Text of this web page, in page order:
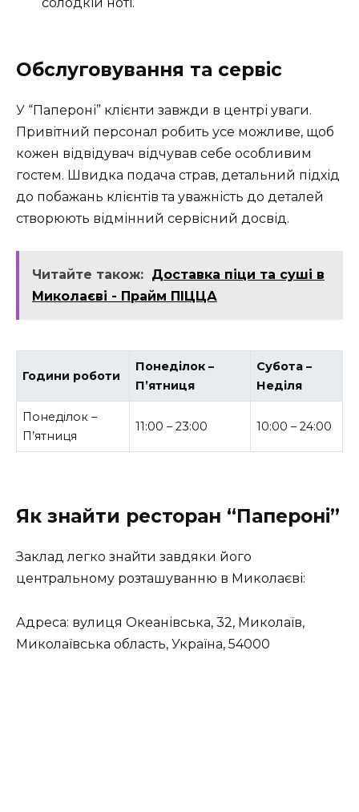
Обслуговування та сервіс
У “Папероні” клієнти завжди в центрі уваги.
Привітний персонал робить усе можливе, щоб
кожен відвідувач відчував себе особливим
гостем. Швидка подача страв, детальний підхід
до побажань клієнтів та уважність до деталей
створюють відмінний сервісний досвід.
Читайте також: Доставка піци та суші в
Миколаєві - Прайм ПІЦЦА
Години роботи
Понеділок –
П’ятниця
Субота –
Неділя
Понеділок –
П’ятниця
11:00 – 23:00 10:00 – 24:00
Як знайти ресторан “Папероні”
Заклад легко знайти завдяки його
центральному розташуванню в Миколаєві:
Адреса: вулиця Океанівська, 32, Миколаїв,
Миколаївська область, Україна, 54000